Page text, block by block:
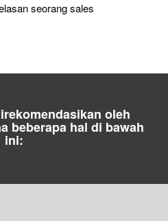
seorang sales
oleh
beberapa hal di bawah
ini: